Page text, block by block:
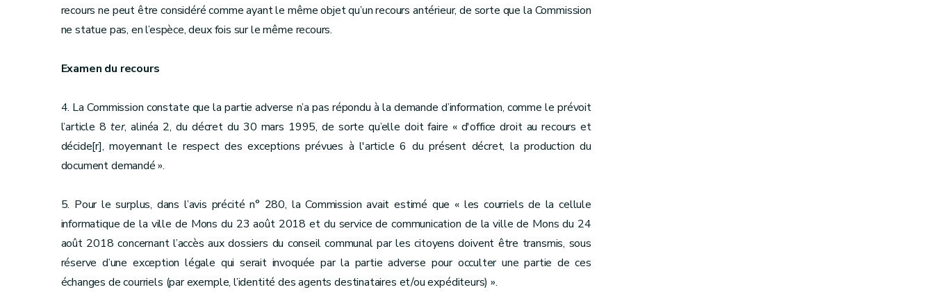
recours ne peut être considéré comme ayant le même objet qu’un recours antérieur, de sorte que la Commission
ne statue pas, en l’espèce, deux fois sur le même recours.
Examen du recours
4. La Commission constate que la partie adverse n’a pas répondu à la demande d’information, comme le prévoit
l’article 8 ter, alinéa 2, du décret du 30 mars 1995, de sorte qu’elle doit faire « d'office droit au recours et
décide[r], moyennant le respect des exceptions prévues à l'article 6 du présent décret, la production du
document demandé ».
5. Pour le surplus, dans l’avis précité n° 280, la Commission avait estimé que « les courriels de la cellule
informatique de la ville de Mons du 23 août 2018 et du service de communication de la ville de Mons du 24
août 2018 concernant l’accès aux dossiers du conseil communal par les citoyens doivent être transmis, sous
réserve d’une exception légale qui serait invoquée par la partie adverse pour occulter une partie de ces
échanges de courriels (par exemple, l’identité des agents destinataires et/ou expéditeurs) ».